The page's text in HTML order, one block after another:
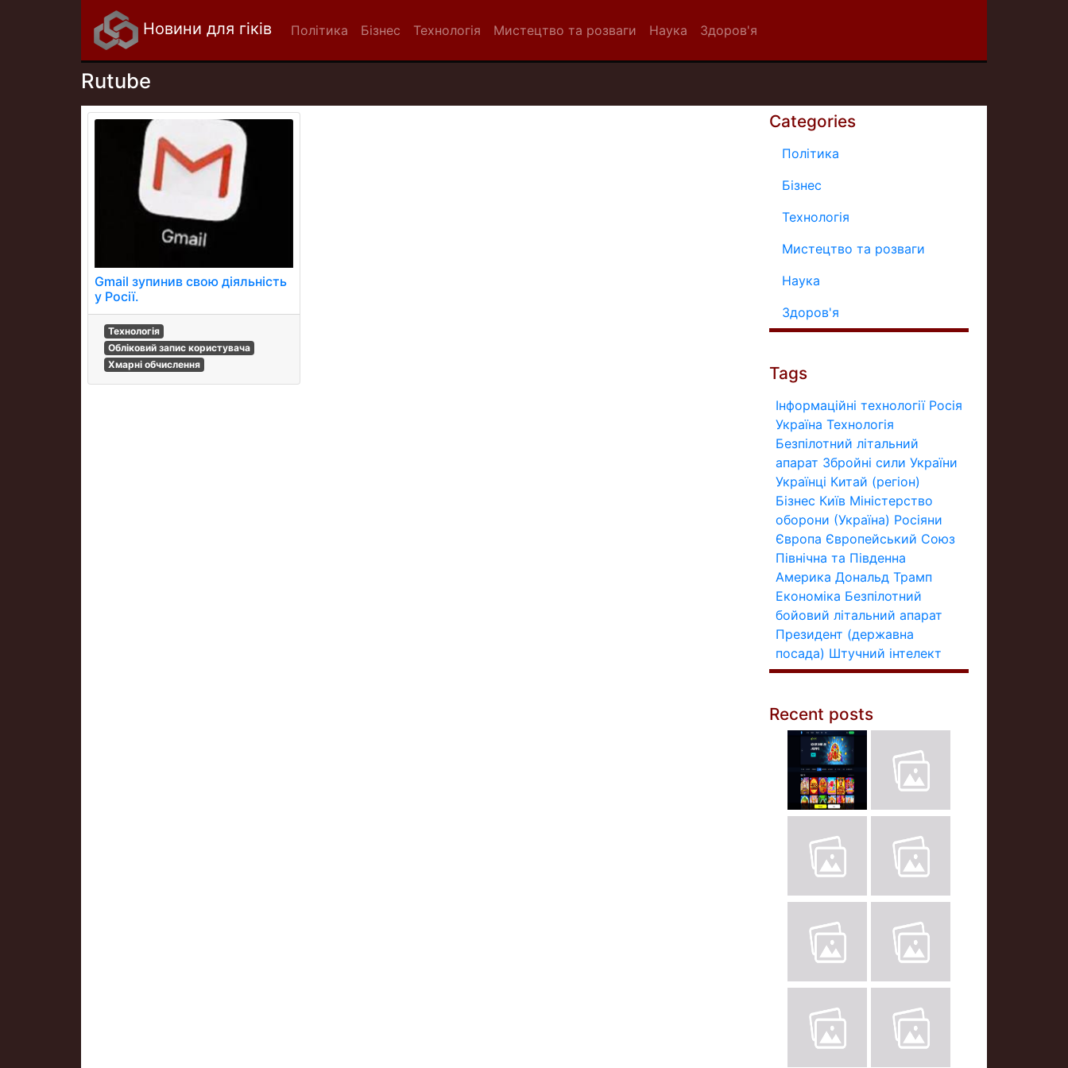
Новини для гіків Політика Бізнес Технологія Мистецтво та розваги Наука Здоров'я
Rutube
Gmail зупинив свою діяльність
у Росії.
Технологія
Обліковий запис користувача
Хмарні обчислення
Categories
Політика
Бізнес
Технологія
Мистецтво та розваги
Наука
Здоров'я
Tags
Інформаційні технології Росія
Україна Технологія
Безпілотний літальний
апарат Збройні сили України
Українці Китай (регіон)
Бізнес Київ Міністерство
оборони (Україна) Росіяни
Європа Європейський Союз
Північна та Південна
Америка Дональд Трамп
Економіка Безпілотний
бойовий літальний апарат
Президент (державна
посада) Штучний інтелект
Recent posts